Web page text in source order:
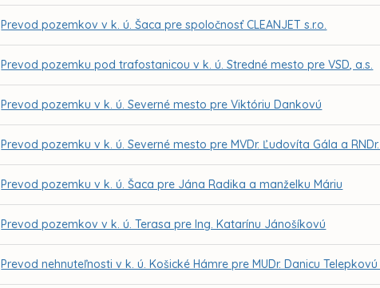
Prevod pozemkov v k. ú. Šaca pre spoločnosť CLEANJET s.r.o.
Prevod pozemku pod trafostanicou v k. ú. Stredné mesto pre VSD, a.s.
Prevod pozemku v k. ú. Severné mesto pre Viktóriu Dankovú
Prevod pozemku v k. ú. Severné mesto pre MVDr. Ľudovíta Gála a
Prevod pozemku v k. ú. Šaca pre Jána Radika a manželku Máriu
Prevod pozemkov v k. ú. Terasa pre Ing. Katarínu Jánošíkovú
Prevod nehnuteľnosti v k. ú. Košické Hámre pre MUDr. Danicu